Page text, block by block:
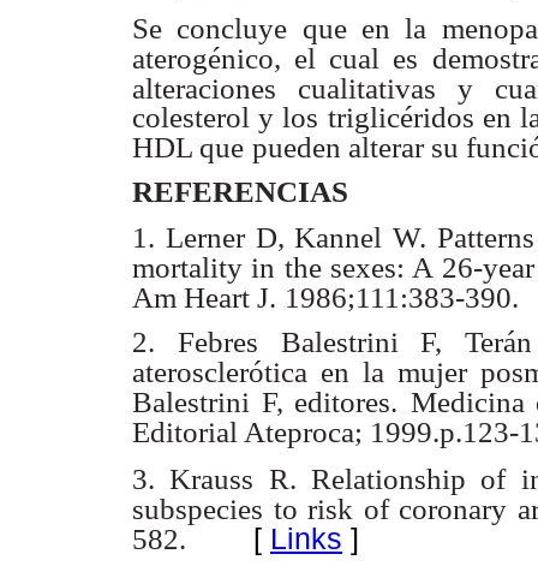
Se concluye que en la
aterogénico, el cual es
alteraciones cualitativas y
colesterol y los triglicéridos en
HDL que pueden alterar su
REFERENCIAS
1. Lerner D, Kannel W.
mortality in the sexes: A 26-
Am Heart J. 1986;111:383-390.
2. Febres Balestrini F,
aterosclerótica en la mujer
Balestrini F, editores. Medicina
Editorial Ateproca; 1999.p.123-
3. Krauss R. Relationship of
subspecies to risk of coronary
582. [ Links ]